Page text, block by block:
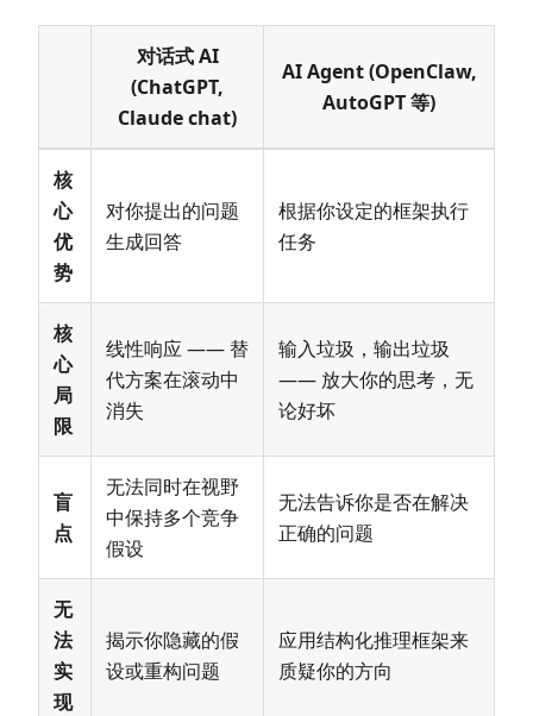
对话式 AI
(ChatGPT,
Claude chat)
AI Agent (OpenClaw,
AutoGPT 等)
核
心
优
势
对你提出的问题
生成回答
根据你设定的框架执行
任务
核
心
局
限
线性响应 —— 替
代方案在滚动中
消失
输入垃圾，输出垃圾
—— 放大你的思考，无
论好坏
盲
点
无法同时在视野
中保持多个竞争
假设
无法告诉你是否在解决
正确的问题
无
法
实
现
揭示你隐藏的假
设或重构问题
应用结构化推理框架来
质疑你的方向